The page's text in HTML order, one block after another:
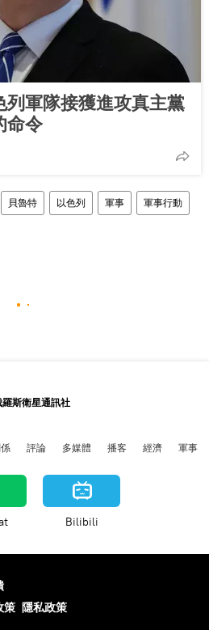
列軍隊接獲進攻真主黨
命令
貝魯特 以色列 軍事 軍事行動
斯衛星通訊社
評論 多媒體 播客 經濟 軍事
Bilibili
策 隱私政策